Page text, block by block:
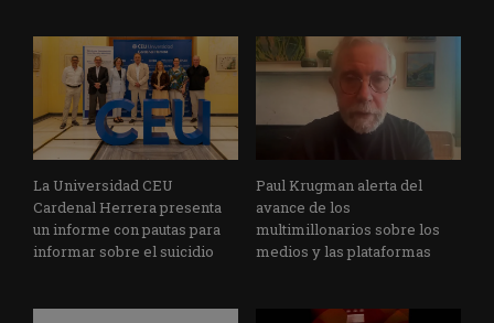
La Universidad CEU
Cardenal Herrera presenta
un informe con pautas para
informar sobre el suicidio
Paul Krugman alerta del
avance de los
multimillonarios sobre los
medios y las plataformas